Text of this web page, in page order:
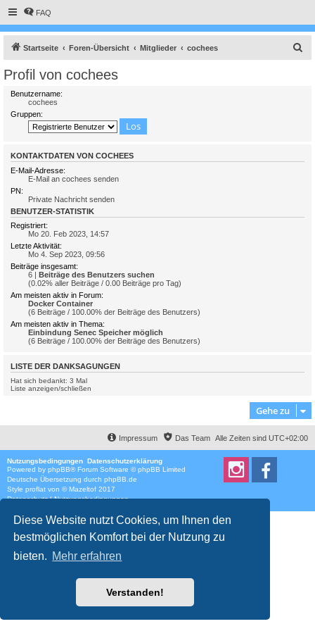
Diese Website nutzt Cookies, um Ihnen den
bestmöglichen Komfort bei der Nutzung zu
bieten. Mehr erfahren
Verstanden!
FAQ
Startseite Foren-Übersicht Mitglieder cochees
Profil von cochees
Benutzername:
cochees
Gruppen:
KONTAKTDATEN VON COCHEES
E-Mail-Adresse:
E-Mail an cochees senden
PN:
Private Nachricht senden
BENUTZER-STATISTIK
Registriert:
Mo 20. Feb 2023, 14:57
Letzte Aktivität:
Mo 4. Sep 2023, 09:56
Beiträge insgesamt:
6 | Beiträge des Benutzers suchen
(0.02% aller Beiträge / 0.00 Beiträge pro Tag)
Am meisten aktiv in Forum:
Docker Container
(6 Beiträge / 100.00% der Beiträge des Benutzers)
Am meisten aktiv in Thema:
Einbindung Senec Speicher möglich
(6 Beiträge / 100.00% der Beiträge des Benutzers)
LISTE DER DANKSAGUNGEN
Hat sich bedankt: 3 Mal
Liste anzeigen/schließen
Gehe zu
Alle Zeiten sind UTC+02:00
Das Team
Impressum
Nutzungsbedingungen Datenschutzerklärung
Powered by phpBB® Forum Software © phpBB Limited
Deutsche Übersetzung durch phpBB.de
Style proflat von ©Mazeltof 2017
Datenschutz|Nutzungsbedingungen